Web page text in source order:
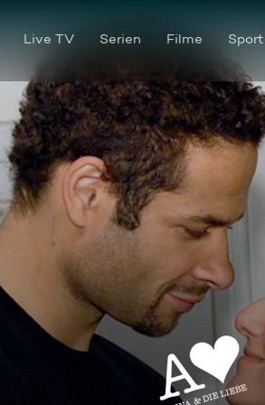
Live TV Serien Filme Sport
Im Rausch